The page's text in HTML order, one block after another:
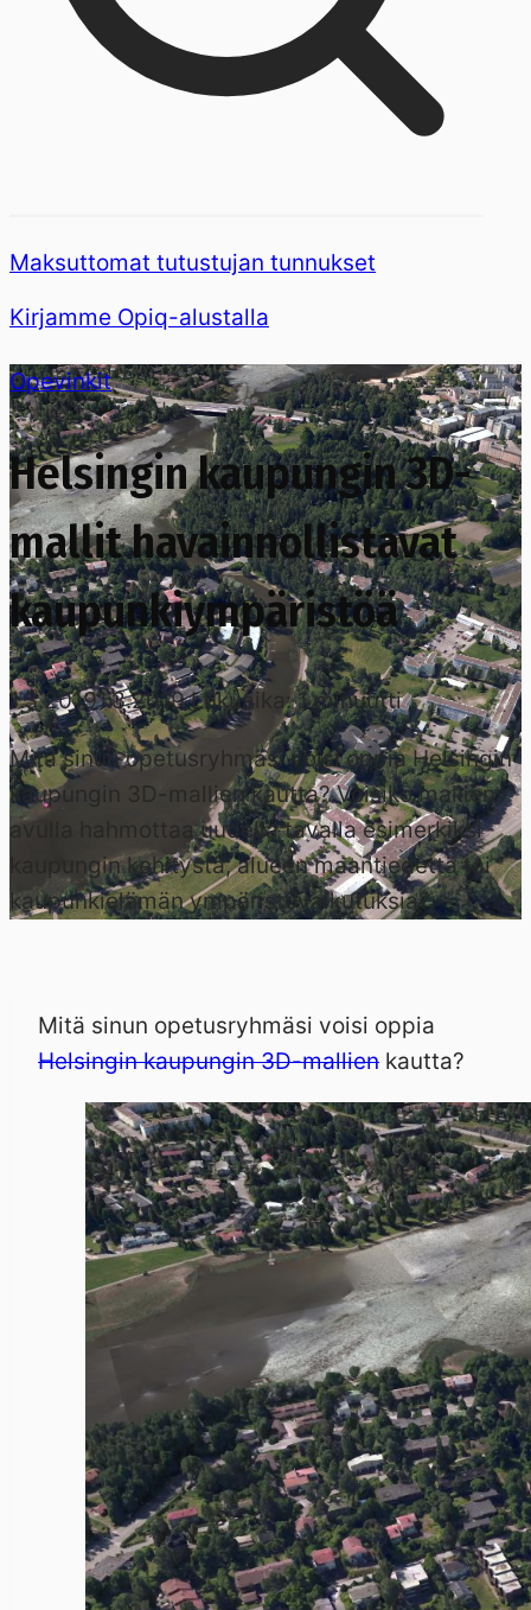
Maksuttomat tutustujan tunnukset
Kirjamme Opiq-alustalla
Opevinkit
Helsingin kaupungin 3D-
mallit havainnollistavat
kaupunkiympäristöä
1.3.20191.3.2019 Lukuaika:1minuutti
Mitä sinun opetusryhmäsi voisi oppia Helsingin
kaupungin 3D-mallien kautta? Voisiko mallien
avulla hahmottaa uudella tavalla esimerkiksi
kaupungin kehitystä, alueen maantiedettä tai
kaupunkielämän ympäristövaikutuksia?
Mitä sinun opetusryhmäsi voisi oppia
Helsingin kaupungin 3D-mallien kautta?